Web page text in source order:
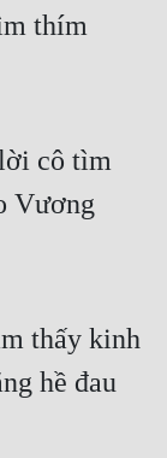
thím
cô tìm
Vương
thấy kinh
hề đau